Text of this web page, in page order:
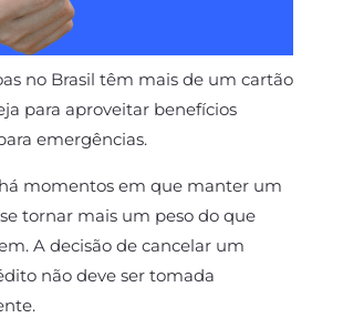
no Brasil têm mais de um cartão
para aproveitar benefícios
emergências.
momentos em que manter um
tornar mais um peso do que
A decisão de cancelar um
não deve ser tomada